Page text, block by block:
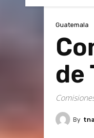
Guatemala
de
By